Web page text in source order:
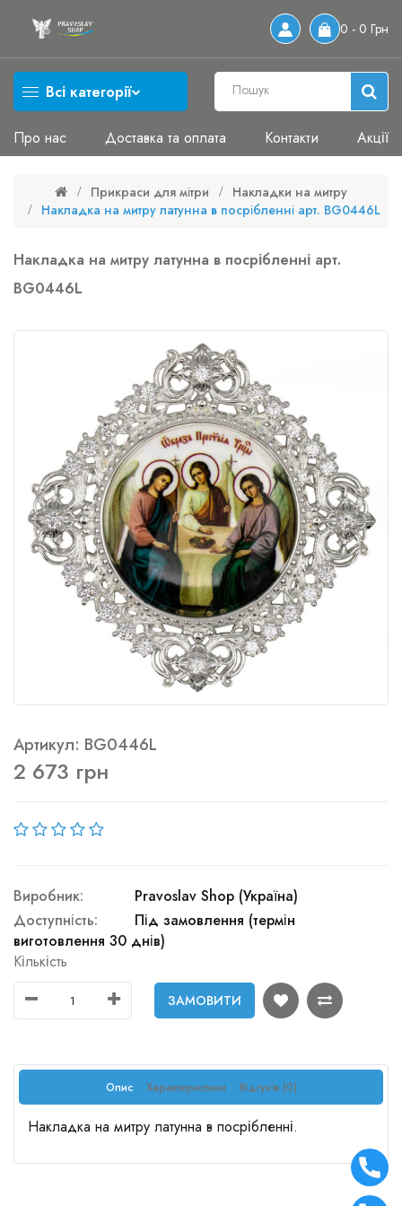
0 - 0 Грн
Всі категорії
Про нас Доставка та оплата Контакти Акції
Прикраси для мітри
Накладки на митру
Накладка на митру латунна в посрібленні арт. BG0446L
Накладка на митру латунна в посрібленні арт.
BG0446L
Артикул: BG0446L
2 673 грн
Виробник:
Pravoslav Shop (Україна)
Доступність:
Під замовлення (термін
виготовлення 30 днів)
Кількість
ЗАМОВИТИ
Опис Характеристики Відгуків (0)
Накладка на митру латунна в посрібленні.